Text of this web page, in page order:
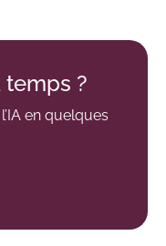
temps ?
en quelques